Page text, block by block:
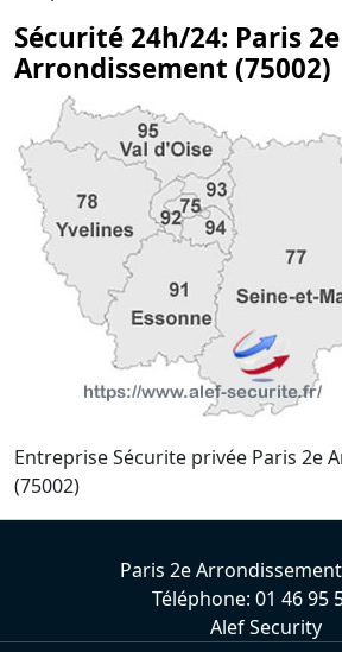
Sécurité 24h/24: Paris 2e
Arrondissement (75002)
Entreprise Sécurite privée Paris 2e
(75002)
Paris 2e
Téléphone: 01 46 95
Alef Security